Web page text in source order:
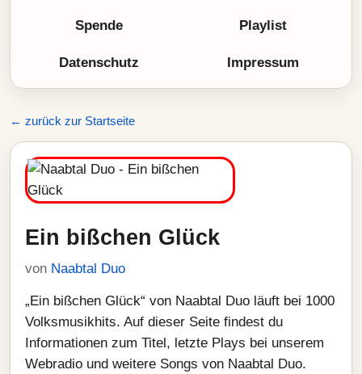
Spende Playlist
Datenschutz Impressum
← zurück zur Startseite
Ein bißchen Glück
von Naabtal Duo
„Ein bißchen Glück“ von Naabtal Duo läuft bei 1000
Volksmusikhits. Auf dieser Seite findest du
Informationen zum Titel, letzte Plays bei unserem
Webradio und weitere Songs von Naabtal Duo.